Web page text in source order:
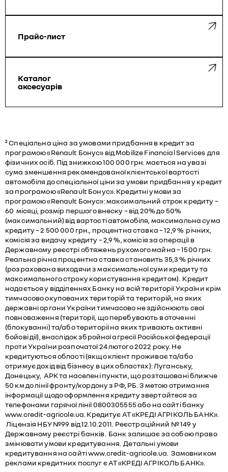
Прайс-лист
Каталог
аксесуарів
² Спеціальна ціна за умовами придбання в кредит за
програмою «Renault Бонус» від Mobilize Financial Services для
фізичних осіб. Під знижкою 100 000 грн. мається на увазі
сума зменшення рекомендованої клієнтської вартості
автомобіля до спеціальної ціни за умови придбання у кредит
за програмою «Renault Бонус». Кредитні умови за
програмою «Renault Бонус»: максимальний строк кредиту –
60 місяці, розмір першого внеску – від 20% до 50%
(максимальний) від вартості автомобіля, максимальна сума
кредиту – 2 500 000 грн., процентна ставка – 12,9 % річних,
комісія за видачу кредиту – 2,9 %, комісія за операції в
Державному реєстрі обтяжень рухомого майна – 1500 грн.
Реальна річна процентна ставка становить 35,3 % річних
(розрахована виходячи з максимальної суми кредиту та
максимального строку користування кредитом). Кредит
надається у відділеннях Банку на всій території України крім
тимчасово окупованих територій та територій, на яких
державні органи України тимчасово не здійснюють свої
повноваження (території, що перебувають в оточенні
(блокуванні) та/або території на яких тривають активні
бойові дії), внаслідок збройної агресії Російської федерації
проти України розпочатої 24 лютого 2022 року. Не
кредитуються області (якщо клієнт проживає та/або
отримує дохід від бізнесу в цих областях): Луганську,
Донецьку, АРК та населені пункти, що розташовані ближче
50 км до лінії фронту/кордону з РФ, РБ. З метою отримання
інформації щодо оформлення кредиту звертайтеся за
телефонами гарячої лінії 0800305555 або на сайті банку
www.credit-agricole.ua. Кредитує АТ «КРЕДІ АГРІКОЛЬ БАНК».
Ліцензія НБУ №99 від 12.10.2011. Реєстраційний № 149 у
Державному реєстрі банків. Банк залишає за собою право
змінювати умови кредитування. Детальні умови
кредитування на сайті www.credit-agricole.ua. Замовником
реклами кредитних послуг є АТ «КРЕДІ АГРІКОЛЬ БАНК».